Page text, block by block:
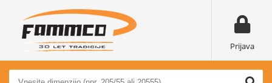
Prijava